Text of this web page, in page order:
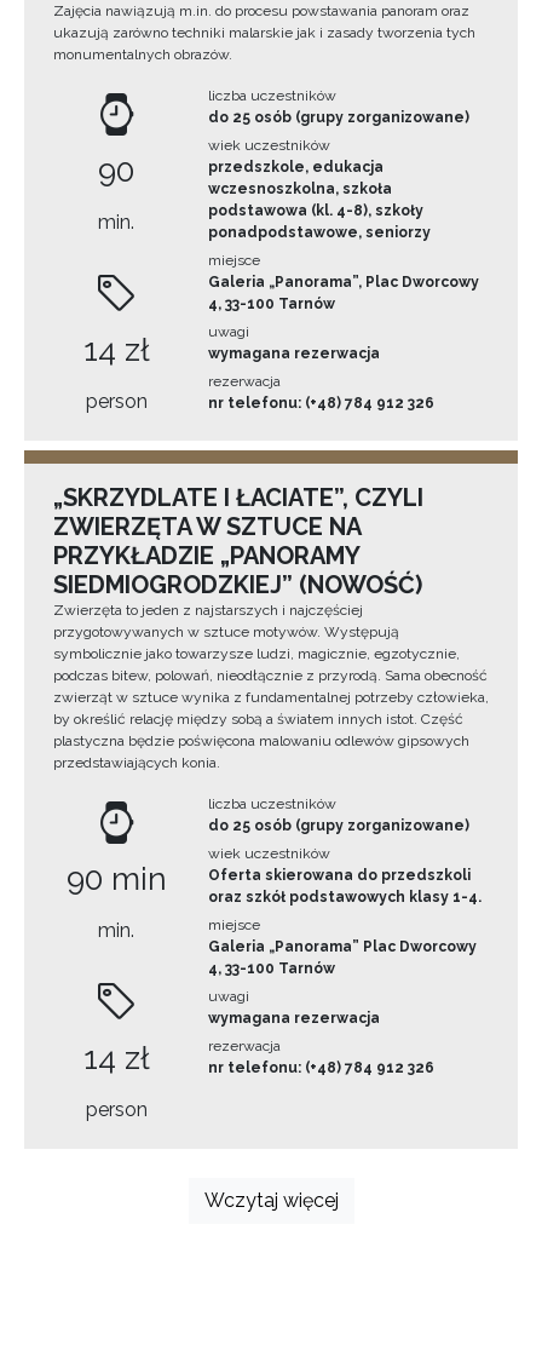
Zajęcia nawiązują m.in. do procesu powstawania panoram oraz
ukazują zarówno techniki malarskie jak i zasady tworzenia tych
monumentalnych obrazów.
90
min.
14 zł
person
liczba uczestników
do 25 osób (grupy zorganizowane)
wiek uczestników
przedszkole, edukacja
wczesnoszkolna, szkoła
podstawowa (kl. 4-8), szkoły
ponadpodstawowe, seniorzy
miejsce
Galeria „Panorama”, Plac Dworcowy
4, 33-100 Tarnów
uwagi
wymagana rezerwacja
rezerwacja
nr telefonu: (+48) 784 912 326
„SKRZYDLATE I ŁACIATE”, CZYLI
ZWIERZĘTA W SZTUCE NA
PRZYKŁADZIE „PANORAMY
SIEDMIOGRODZKIEJ” (NOWOŚĆ)
Zwierzęta to jeden z najstarszych i najczęściej
przygotowywanych w sztuce motywów. Występują
symbolicznie jako towarzysze ludzi, magicznie, egzotycznie,
podczas bitew, polowań, nieodłącznie z przyrodą. Sama obecność
zwierząt w sztuce wynika z fundamentalnej potrzeby człowieka,
by określić relację między sobą a światem innych istot. Część
plastyczna będzie poświęcona malowaniu odlewów gipsowych
przedstawiających konia.
90 min
min.
14 zł
person
liczba uczestników
do 25 osób (grupy zorganizowane)
wiek uczestników
Oferta skierowana do przedszkoli
oraz szkół podstawowych klasy 1-4.
miejsce
Galeria „Panorama” Plac Dworcowy
4, 33-100 Tarnów
uwagi
wymagana rezerwacja
rezerwacja
nr telefonu: (+48) 784 912 326
Wczytaj więcej